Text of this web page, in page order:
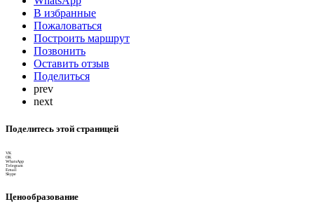
В избранные
Пожаловаться
Построить маршрут
Позвонить
Оставить отзыв
Поделиться
prev
next
Поделитесь этой страницей
VK
OK
WhatsApp
Telegram
Email
Skype
Ценообразование